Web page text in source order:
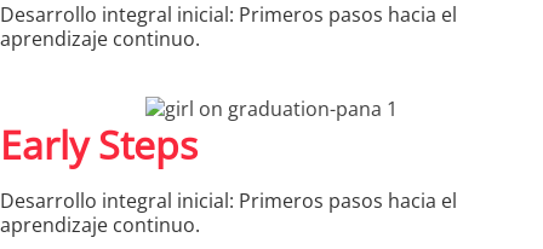
Desarrollo integral inicial: Primeros pasos hacia el
aprendizaje continuo.
Early Steps
Desarrollo integral inicial: Primeros pasos hacia el
aprendizaje continuo.